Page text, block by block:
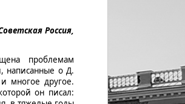
Россия,
проблемам
написанные о Д.
многое другое.
он писал: